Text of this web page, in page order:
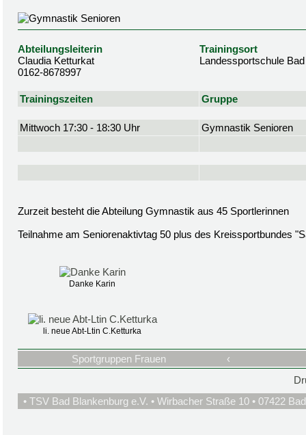
Abteilungsleiterin
Claudia Ketturkat
0162-8678997
Trainingsort
Landessportschule
Trainingszeiten Gruppe
Mittwoch 17:30 - 18:30 Uhr Gymnastik Senioren
Zurzeit besteht die Abteilung Gymnastik aus 45 Sportlerinnen
Teilnahme am Seniorenaktivtag 50 plus des Kreissportbundes
Danke Karin
li. neue Abt-Ltin C.Ketturka
Sportgruppen Frauen
‹
• TSV Bad Blankenburg e.V. • Wirbacher Straße 10 • 07422